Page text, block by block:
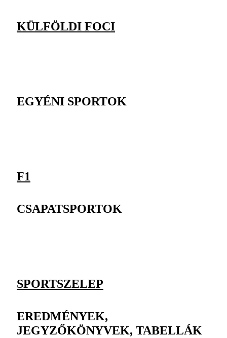
KÜLFÖLDI FOCI
EGYÉNI SPORTOK
F1
CSAPATSPORTOK
SPORTSZELEP
EREDMÉNYEK,
JEGYZŐKÖNYVEK, TABELLÁK